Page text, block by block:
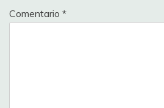
Comentario *